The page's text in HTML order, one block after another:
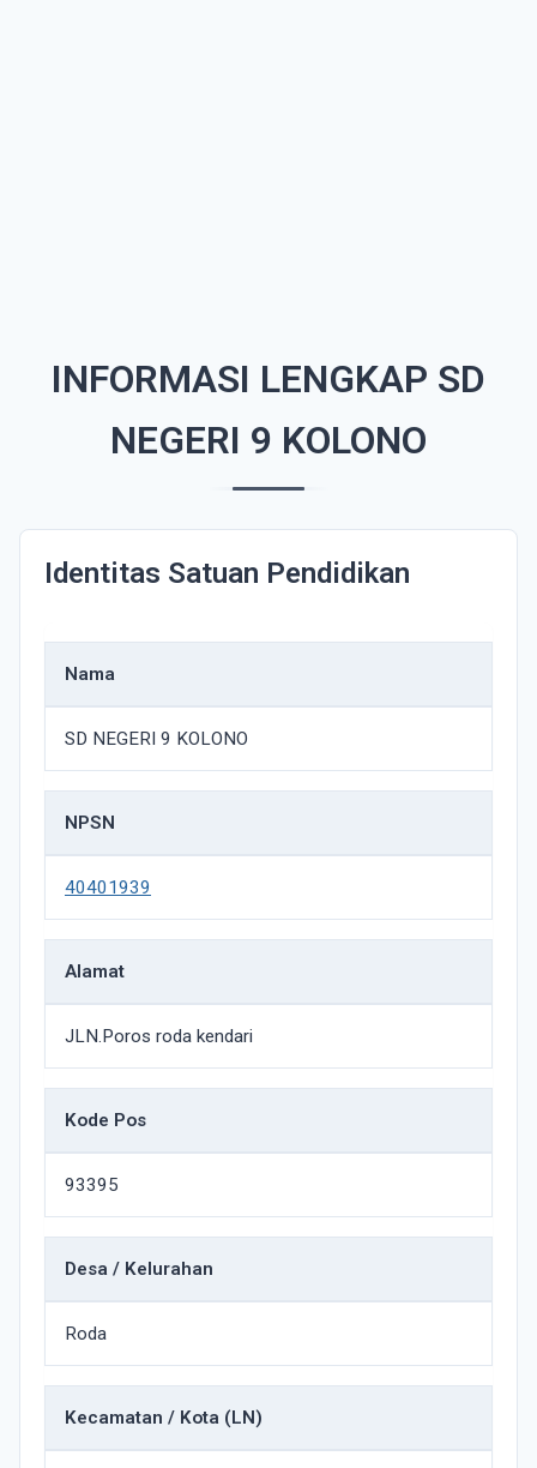
INFORMASI LENGKAP SD
NEGERI 9 KOLONO
Identitas Satuan Pendidikan
Nama
SD NEGERI 9 KOLONO
NPSN
40401939
Alamat
JLN.Poros roda kendari
Kode Pos
93395
Desa / Kelurahan
Roda
Kecamatan / Kota (LN)